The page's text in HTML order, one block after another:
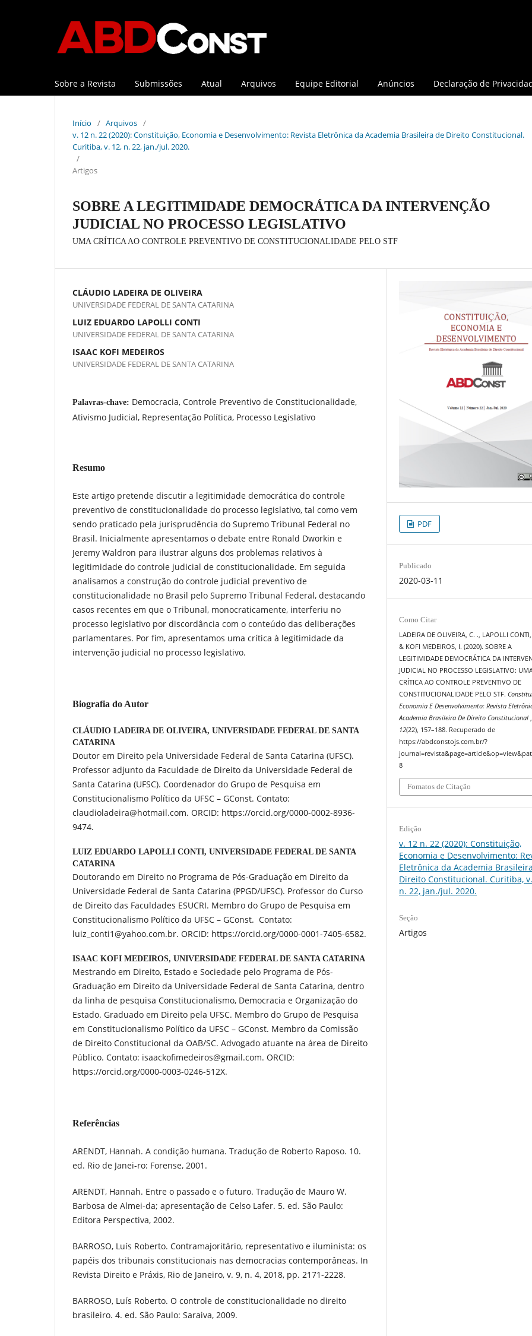
Sobre a Revista Submissões Atual Arquivos Equipe Editorial Anúncios Declaração de
Início / Arquivos /
v. 12 n. 22 (2020): Constituição, Economia e Desenvolvimento: Revista Eletrônica da Academia Brasileira de Direito Constitucional.
Curitiba, v. 12, n. 22, jan./jul. 2020.
/
Artigos
SOBRE A LEGITIMIDADE DEMOCRÁTICA DA INTERVENÇÃO
JUDICIAL NO PROCESSO LEGISLATIVO
UMA CRÍTICA AO CONTROLE PREVENTIVO DE CONSTITUCIONALIDADE PELO STF
CLÁUDIO LADEIRA DE OLIVEIRA
UNIVERSIDADE FEDERAL DE SANTA CATARINA
LUIZ EDUARDO LAPOLLI CONTI
UNIVERSIDADE FEDERAL DE SANTA CATARINA
ISAAC KOFI MEDEIROS
UNIVERSIDADE FEDERAL DE SANTA CATARINA
Palavras-chave: Democracia, Controle Preventivo de Constitucionalidade,
Ativismo Judicial, Representação Política, Processo Legislativo
Resumo
Este artigo pretende discutir a legitimidade democrática do controle
preventivo de constitucionalidade do processo legislativo, tal como vem
sendo praticado pela jurisprudência do Supremo Tribunal Federal no
Brasil. Inicialmente apresentamos o debate entre Ronald Dworkin e
Jeremy Waldron para ilustrar alguns dos problemas relativos à
legitimidade do controle judicial de constitucionalidade. Em seguida
analisamos a construção do controle judicial preventivo de
constitucionalidade no Brasil pelo Supremo Tribunal Federal, destacando
casos recentes em que o Tribunal, monocraticamente, interferiu no
processo legislativo por discordância com o conteúdo das deliberações
parlamentares. Por fim, apresentamos uma crítica à legitimidade da
intervenção judicial no processo legislativo.
Biografia do Autor
CLÁUDIO LADEIRA DE OLIVEIRA, UNIVERSIDADE FEDERAL DE SANTA
CATARINA
Doutor em Direito pela Universidade Federal de Santa Catarina (UFSC).
Professor adjunto da Faculdade de Direito da Universidade Federal de
Santa Catarina (UFSC). Coordenador do Grupo de Pesquisa em
Constitucionalismo Político da UFSC – GConst. Contato:
claudioladeira@hotmail.com. ORCID: https://orcid.org/0000-0002-8936-
9474.
LUIZ EDUARDO LAPOLLI CONTI, UNIVERSIDADE FEDERAL DE SANTA
CATARINA
Doutorando em Direito no Programa de Pós-Graduação em Direito da
Universidade Federal de Santa Catarina (PPGD/UFSC). Professor do Curso
de Direito das Faculdades ESUCRI. Membro do Grupo de Pesquisa em
Constitucionalismo Político da UFSC – GConst. Contato:
luiz_conti1@yahoo.com.br. ORCID: https://orcid.org/0000-0001-7405-6582.
ISAAC KOFI MEDEIROS, UNIVERSIDADE FEDERAL DE SANTA CATARINA
Mestrando em Direito, Estado e Sociedade pelo Programa de Pós-
Graduação em Direito da Universidade Federal de Santa Catarina, dentro
da linha de pesquisa Constitucionalismo, Democracia e Organização do
Estado. Graduado em Direito pela UFSC. Membro do Grupo de Pesquisa
em Constitucionalismo Político da UFSC – GConst. Membro da Comissão
de Direito Constitucional da OAB/SC. Advogado atuante na área de Direito
Público. Contato: isaackofimedeiros@gmail.com. ORCID:
https://orcid.org/0000-0003-0246-512X.
Referências
ARENDT, Hannah. A condição humana. Tradução de Roberto Raposo. 10.
ed. Rio de Janei-ro: Forense, 2001.
ARENDT, Hannah. Entre o passado e o futuro. Tradução de Mauro W.
Barbosa de Almei-da; apresentação de Celso Lafer. 5. ed. São Paulo:
Editora Perspectiva, 2002.
BARROSO, Luís Roberto. Contramajoritário, representativo e iluminista: os
papéis dos tribunais constitucionais nas democracias contemporâneas. In
Revista Direito e Práxis, Rio de Janeiro, v. 9, n. 4, 2018, pp. 2171-2228.
BARROSO, Luís Roberto. O controle de constitucionalidade no direito
brasileiro. 4. ed. São Paulo: Saraiva, 2009.
PDF
Publicado
2020-03-11
Como Citar
LADEIRA DE OLIVEIRA, C. ., LAPOLLI
& KOFI MEDEIROS, I. (2020). SOBRE A
LEGITIMIDADE DEMOCRÁTICA DA
JUDICIAL NO PROCESSO LEGISLATIVO:
CRÍTICA AO CONTROLE PREVENTIVO DE
CONSTITUCIONALIDADE PELO STF.
Economia E Desenvolvimento: Revista
Academia Brasileira De Direito Constitucional,
12(22), 157–188. Recuperado de
https://abdconstojs.com.br/?
8
Fomatos de Citação
Edição
v. 12 n. 22 (2020): Constituição,
Economia e Desenvolvimento:
Eletrônica da Academia
Direito Constitucional. Curitiba,
n. 22, jan./jul. 2020.
Seção
Artigos